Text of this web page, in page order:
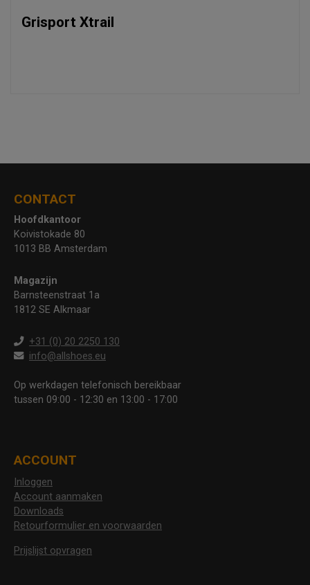
Grisport Xtrail
CONTACT
Hoofdkantoor
Koivistokade 80
1013 BB Amsterdam
Magazijn
Barnsteenstraat 1a
1812 SE Alkmaar
+31 (0) 20 2250 130
info@allshoes.eu
Op werkdagen telefonisch bereikbaar
tussen 09:00 - 12:30 en 13:00 - 17:00
ACCOUNT
Inloggen
Account aanmaken
Downloads
Retourformulier en voorwaarden
Prijslijst opvragen